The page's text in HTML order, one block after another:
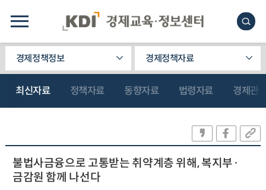
경제정책정보 경제정책자료
최신자료 정책자료 동향자료 법령자료 경제관
불법사금융으로 고통받는 취약계층 위해, 복지부·
금감원 함께 나선다